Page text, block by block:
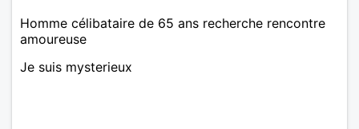
Homme célibataire de 65 ans recherche rencontre
amoureuse
Je suis mysterieux